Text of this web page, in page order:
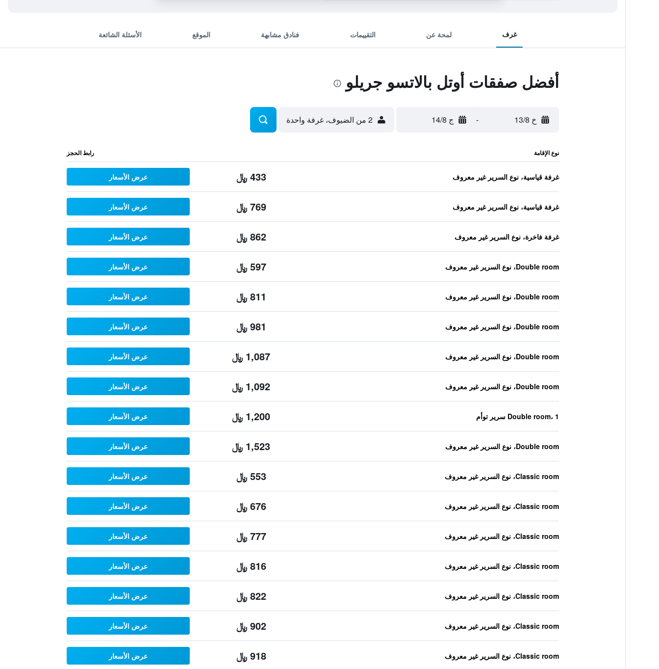
غرف لمحة عن التقييمات فنادق مشابهة الموقع الأسئلة الشائعة
أفضل صفقات أوتل بالاتسو جريلو
خ 13/8 - ج 14/8 2 من الضيوف، غرفة واحدة
نوع الإقامة رابط الحجز
غرفة قياسية، نوع السرير غير معروف 433 ﷼ عرض الأسعار
غرفة قياسية، نوع السرير غير معروف 769 ﷼ عرض الأسعار
غرفة فاخرة، نوع السرير غير معروف 862 ﷼ عرض الأسعار
Double room، نوع السرير غير معروف 597 ﷼ عرض الأسعار
Double room، نوع السرير غير معروف 811 ﷼ عرض الأسعار
Double room، نوع السرير غير معروف 981 ﷼ عرض الأسعار
Double room، نوع السرير غير معروف 1,087 ﷼ عرض الأسعار
Double room، نوع السرير غير معروف 1,092 ﷼ عرض الأسعار
Double room، 1 سرير توأم 1,200 ﷼ عرض الأسعار
Double room، نوع السرير غير معروف 1,523 ﷼ عرض الأسعار
Classic room، نوع السرير غير معروف 553 ﷼ عرض الأسعار
Classic room، نوع السرير غير معروف 676 ﷼ عرض الأسعار
Classic room، نوع السرير غير معروف 777 ﷼ عرض الأسعار
Classic room، نوع السرير غير معروف 816 ﷼ عرض الأسعار
Classic room، نوع السرير غير معروف 822 ﷼ عرض الأسعار
Classic room، نوع السرير غير معروف 902 ﷼ عرض الأسعار
Classic room، نوع السرير غير معروف 918 ﷼ عرض الأسعار